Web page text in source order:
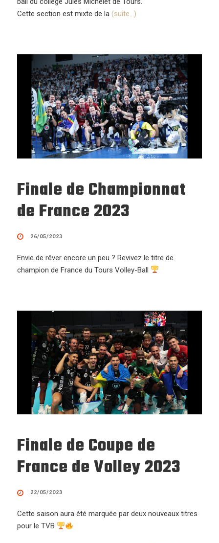
Cette section est mixte de la (suite…)
Finale de Championnat
de France 2023
26/05/2023
Envie de rêver encore un peu ? Revivez le titre de
champion de France du Tours Volley-Ball
Finale de Coupe de
France de Volley 2023
22/05/2023
Cette saison aura été marquée par deux nouveaux titres
pour le TVB